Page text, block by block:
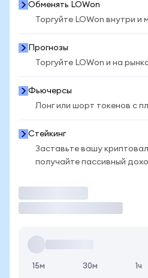
Обменять LOWon
Торгуйте LOWon внутри
Прогнозы
Торгуйте LOWon и на
Фьючерсы
Лонг или шорт токенов с
Стейкинг
Заставьте вашу
получайте пассивный
15м 30м 1ч